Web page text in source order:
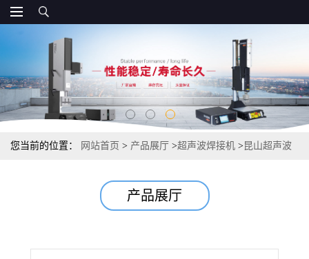
您当前的位置： 网站首页 > 产品展厅 >超声波焊接机 > 昆山超声波
产品展厅